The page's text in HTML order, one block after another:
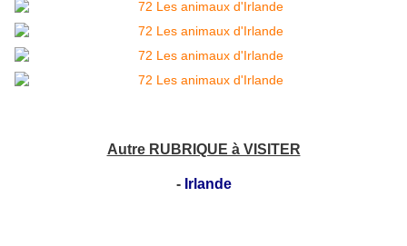
Autre RUBRIQUE à VISITER
-Irlande